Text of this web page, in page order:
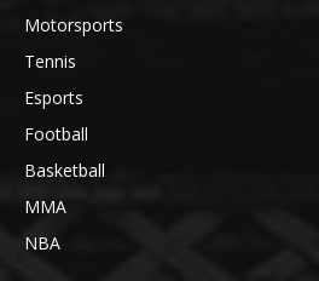
Motorsports
Tennis
Esports
Football
Basketball
MMA
NBA